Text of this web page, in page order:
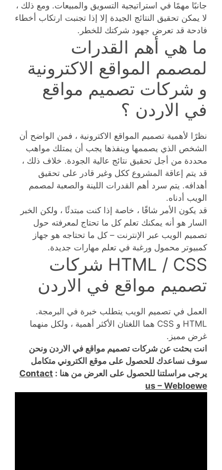
جانبًا مهمًا في استراتيجية التسويق والمبيعات. ومع ذلك ،
لا يمكن تحقيق النتائج الجيدة إلا إذا تجنبت ارتكاب أخطاء
فادحة قد تعرض جهود شركتك للخطر.
ما هي أهم القدرات
لمصمم المواقع الاكترونية
و شركات تصميم مواقع
في الاردن ؟
نظرًا لأهمية تصميم المواقع الاكترونية ، فمن الواضح أن
الشخص الذي يصممها وينفذها يجب أن يمتلك مواهب
محددة من أجل تحقيق نتائج عالية الجودة. خلاف ذلك ،
قد يتم إعاقة المشروع ككل وغير قادر على تحقيق
أهدافه. يتم سرد أهم القدرات اللينة والصعبة لمصمم
الويب أدناه.
قد يكون الأمر شاقًا ، خاصة إذا كنت مبتدئًا ، ولكن الخبر
السار هو أنه يمكنك تعلم كل ما تحتاج لمعرفته حول
تصميم الويب عبر الإنترنت – كل ما تحتاجه هو جهاز
كمبيوتر محمول ورغبة في تعلم مهارات جديدة.
HTML / CSS شركات
تصميم مواقع في الاردن
العمل في تصميم الويب يتطلب خبرة في البرمجة.
HTML و CSS هما اللغتان الأكثر أهمية ، ولكل منهما
غرض مميز.
انت بحثت عن شركات تصميم مواقع في الاردن ونحن
سوف نساعدك للحصول على موقع الكتروني متكامل
يرجى مراسلتنا للحصول على العرض من هنا : Contact
us – Webloewe